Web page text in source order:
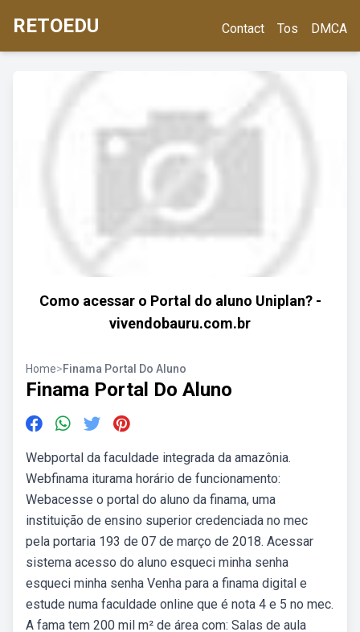
RETOEDU Contact Tos DMCA
Como acessar o Portal do aluno Uniplan? -
vivendobauru.com.br
Home>Finama Portal Do Aluno
Finama Portal Do Aluno
Webportal da faculdade integrada da amazônia.
Webfinama iturama horário de funcionamento:
Webacesse o portal do aluno da finama, uma
instituição de ensino superior credenciada no mec
pela portaria 193 de 07 de março de 2018. Acessar
sistema acesso do aluno esqueci minha senha
esqueci minha senha Venha para a finama digital e
estude numa faculdade online que é nota 4 e 5 no mec.
A fama tem 200 mil m² de área com: Salas de aula